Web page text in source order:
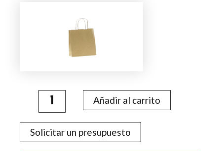
Añadir al carrito
Solicitar un presupuesto